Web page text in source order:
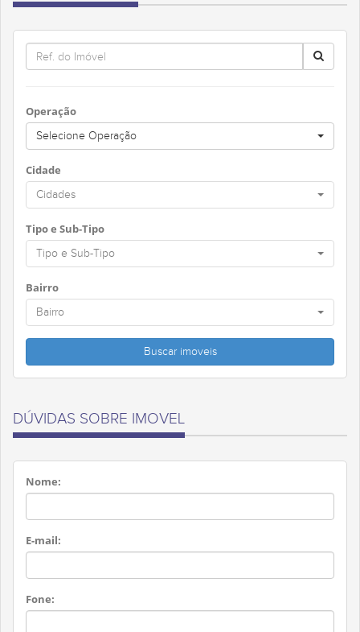
Operação
Selecione Operação
Cidade
Cidades
Tipo e Sub-Tipo
Tipo e Sub-Tipo
Bairro
Bairro
DÚVIDAS SOBRE IMOVEL
Nome:
E-mail:
Fone: